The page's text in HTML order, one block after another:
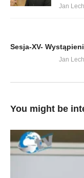
Jan
Jan
You might be